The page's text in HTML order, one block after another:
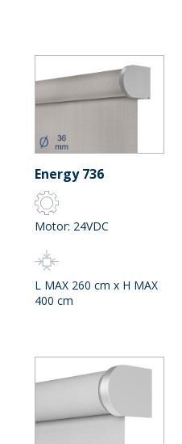
Energy 736
Motor: 24VDC
L MAX 260 cm x H MAX
400 cm